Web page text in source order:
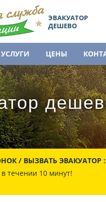
ЭВАКУАТОР
ДЕШЕВО
УСЛУГИ ЦЕНЫ
/ ВЫЗВАТЬ ЭВАКУАТОР :
течении 10 минут!